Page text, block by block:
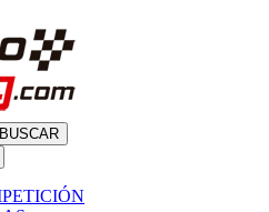
BUSCAR